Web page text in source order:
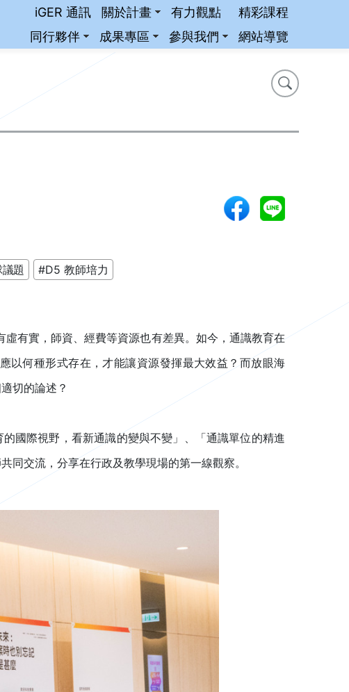
iGER 通訊 關於計畫 有力觀點
精彩課程
同行夥伴
成果專區 參與我們 網站導覽
搜尋
搜尋
題 #D5 教師培力
有實，師資、經費等資源也有差異。如今，通識教育在
以何種形式存在，才能讓資源發揮最大效益？而放眼海
切的論述？
國際視野，看新通識的變與不變」、「通識單位的精進
同交流，分享在行政及教學現場的第一線觀察。